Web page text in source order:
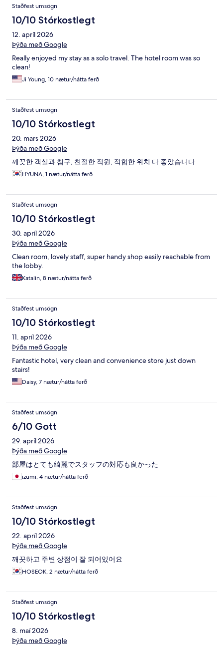
Staðfest umsögn
10/10 Stórkostlegt
12. apríl 2026
Þýða með Google
Really enjoyed my stay as a solo travel. The hotel room was so
clean!
Ji Young, 10 nætur/nátta ferð
Staðfest umsögn
10/10 Stórkostlegt
20. mars 2026
Þýða með Google
깨끗한 객실과 침구, 친절한 직원, 적합한 위치 다 좋았습니다
HYUNA, 1 nætur/nátta ferð
Staðfest umsögn
10/10 Stórkostlegt
30. apríl 2026
Þýða með Google
Clean room, lovely staff, super handy shop easily reachable from
the lobby.
Katalin, 8 nætur/nátta ferð
Staðfest umsögn
10/10 Stórkostlegt
11. apríl 2026
Þýða með Google
Fantastic hotel, very clean and convenience store just down
stairs!
Daisy, 7 nætur/nátta ferð
Staðfest umsögn
6/10 Gott
29. apríl 2026
Þýða með Google
部屋はとても綺麗でスタッフの対応も良かった
izumi, 4 nætur/nátta ferð
Staðfest umsögn
10/10 Stórkostlegt
22. apríl 2026
Þýða með Google
깨끗하고 주변 상점이 잘 되어있어요
HOSEOK, 2 nætur/nátta ferð
Staðfest umsögn
10/10 Stórkostlegt
8. maí 2026
Þýða með Google